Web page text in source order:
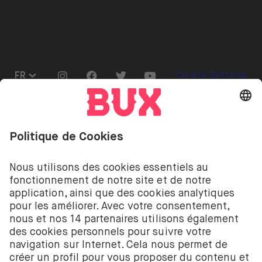
FR
Ouvrir le menu de changement de langue
Go to "Instagram"
Go to "Facebook"
Go to "Twitter"
Go to "Youtube"
Cookie Settings
Investir comporte des risques. Tu peux perdre ton
dépôt.
Les services d’investissement de BUX pour les
actions et les ETF sont fournis par BUX B.V. BUX B.V.
est enregistré auprès de la Chambre de commerce
néerlandaise à Amsterdam sous le numéro
58403949. BUX B.V. est autorisé et réglementé par
l’Autorité néerlandaise des marchés financiers
(Autoriteit Financiële Markten – AFM).